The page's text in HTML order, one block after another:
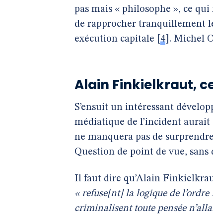
pas mais « philosophe », ce
de rapprocher tranquillement
exécution capitale
4 . Michel
Alain Finkielkraut,
S’ensuit un intéressant
médiatique de l’incident
ne manquera pas de
Question de point de vue, sans
Il faut dire qu’Alain
« refuse[nt] la logique de
criminalisent toute pensée